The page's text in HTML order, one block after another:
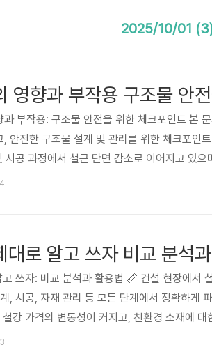
2025/10/01
영향과 부작용 구조물 안
부작용: 구조물 안전을 위한 체크포인트 본
안전한 구조물 설계 및 관리를 위한 체크포인
공 과정에서 철근 단면 감소로 이어지고 있
각성을 인지하고, 건설 전문가 및 관계자들에
대로 알고 쓰자 비교 분석
쓰자: 비교 분석과 활용법 📏 건설 현장에서
, 시공, 자재 관리 등 모든 단계에서 정확하게
강 가격의 변동성이 커지고, 친환경 소재에
리하는 것이 더욱 중요해지고 있습니다. 특히,